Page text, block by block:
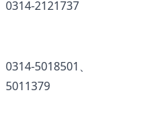
0314-2121737
0314-5018501、
5011379